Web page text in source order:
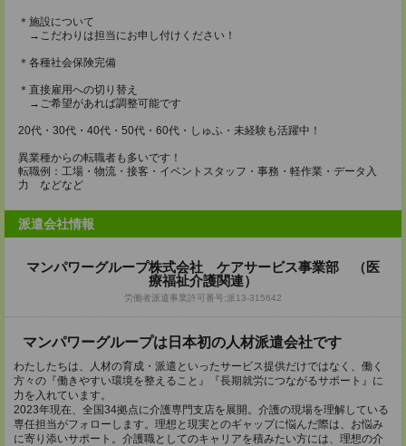
＊施設について
→こだわりは担当にお申し付けください！
＊各種社会保険完備
＊直接雇用への切り替え
→ご希望があれば調整可能です
20代・30代・40代・50代・60代・しゅふ・未経験も活躍中！
異業種からの転職者も多いです！
転職例：工場・物流・接客・イベントスタッフ・事務・軽作業・データ入
力 などなど
派遣会社情報
マンパワーグループ株式会社 ケアサービス事業部 （医
療福祉介護関連）
労働者派遣事業許可番号:派13-315642
マンパワーグループは日本初の人材派遣会社です
わたしたちは、人材の育成・派遣といったサービス提供だけではなく、働く
方々の『働きやすい環境を整えること』『長期就労につながるサポート』に
力を入れています。
2023年現在、全国34拠点に介護専門支店を展開。介護の現場を理解している
専任担当がフォローします。理想と現実とのギャップに悩んだ際は、お悩み
に寄り添いサポート。介護職としてのキャリアを積みたい方には、理想の介